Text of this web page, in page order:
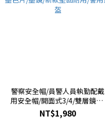
警察安全帽/員警人員執勤配戴
用安全帽/開面式3/4/雙層鏡片/
內墨色片/墨鏡/新款堅固耐用/
警用頭盔
NT$1,980